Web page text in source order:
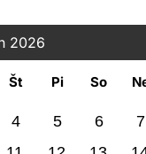
2026
Št Pi So
4 5 6
7